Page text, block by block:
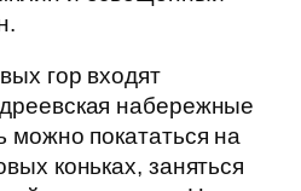
гор входят
набережные
можно покататься на
коньках, заняться